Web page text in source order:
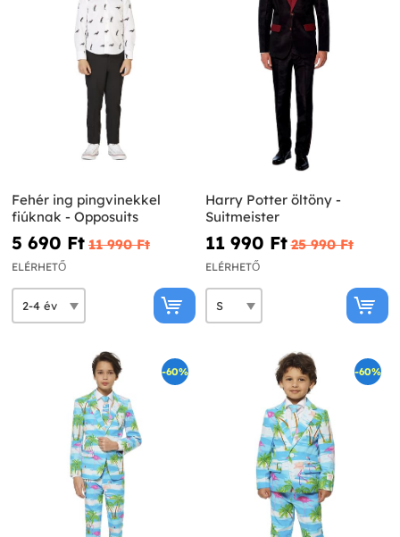
Fehér ing pingvinekkel
fiúknak - Opposuits
5 690 Ft‎ 11 990 Ft‎
ELÉRHETŐ
Harry Potter öltöny -
Suitmeister
11 990 Ft‎ 25 990 Ft‎
ELÉRHETŐ
-60% -60%